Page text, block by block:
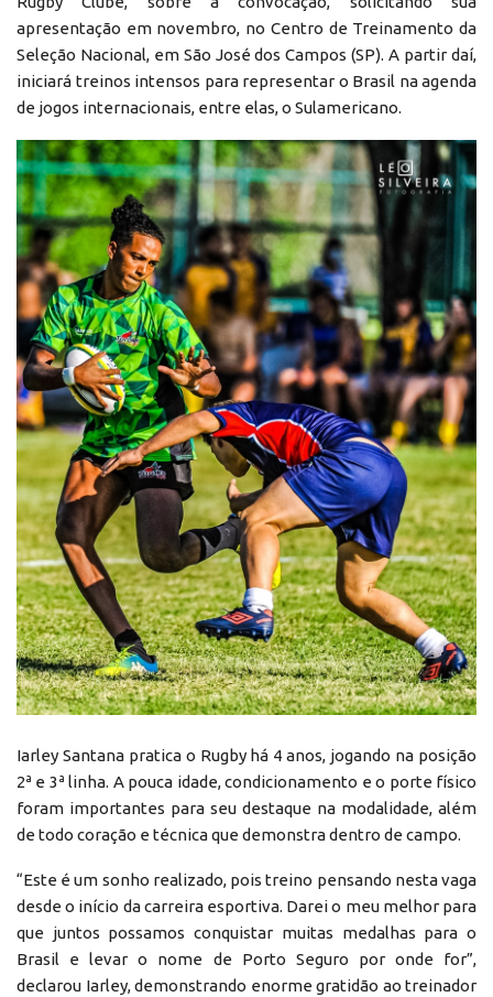
apresentação em novembro, no Centro de Treinamento da
Seleção Nacional, em São José dos Campos (SP). A partir daí,
iniciará treinos intensos para representar o Brasil na agenda
de jogos internacionais, entre elas, o Sulamericano.
Iarley Santana pratica o Rugby há 4 anos, jogando na posição
2ª e 3ª linha. A pouca idade, condicionamento e o porte físico
foram importantes para seu destaque na modalidade, além
de todo coração e técnica que demonstra dentro de campo.
“Este é um sonho realizado, pois treino pensando nesta vaga
desde o início da carreira esportiva. Darei o meu melhor para
que juntos possamos conquistar muitas medalhas para o
Brasil e levar o nome de Porto Seguro por onde for”,
declarou Iarley, demonstrando enorme gratidão ao treinador